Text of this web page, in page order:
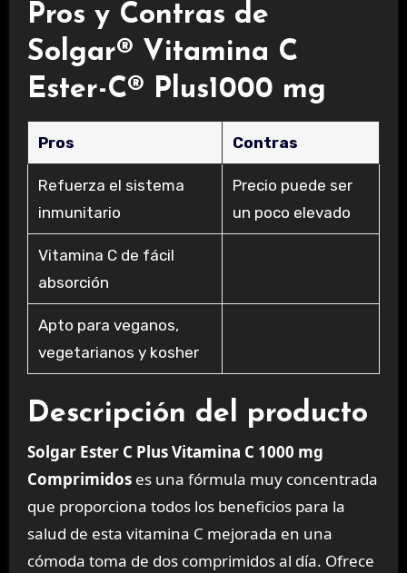
Pros y Contras de
Solgar® Vitamina C
Ester-C® Plus1000 mg
Pros Contras
Refuerza el sistema
inmunitario
Precio puede ser
un poco elevado
Vitamina C de fácil
absorción
Apto para veganos,
vegetarianos y kosher
Descripción del producto
Solgar Ester C Plus Vitamina C 1000 mg
Comprimidoses una fórmula muy concentrada
que proporciona todos los beneficios para la
salud de esta vitamina C mejorada en una
cómoda toma de dos comprimidos al día. Ofrece